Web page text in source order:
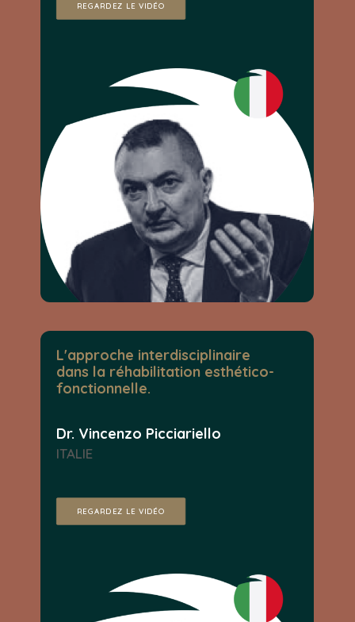
REGARDEZ LE VIDÉO
L'approche interdisciplinaire
dans la réhabilitation esthético-
fonctionnelle.
Dr. Vincenzo Picciariello
ITALIE
REGARDEZ LE VIDÉO